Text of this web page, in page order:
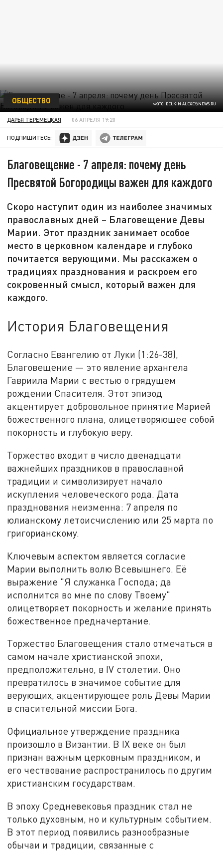
ФОТО: BELKIN ALEXEY/NEWS.RU
ОБЩЕСТВО
ДАРЬЯ ТЕРЕМЕЦКАЯ 06 АПРЕЛЯ 19:20
ПОДПИШИТЕСЬ:
Благовещение - 7 апреля: почему день
Пресвятой Богородицы важен для каждого
Скоро наступит один из наиболее значимых
православных дней – Благовещение Девы
Марии. Этот праздник занимает особое
место в церковном календаре и глубоко
почитается верующими. Мы расскажем о
традициях празднования и раскроем его
сокровенный смысл, который важен для
каждого.
История Благовещения
Согласно Евангелию от Луки (1:26-38),
Благовещение — это явление архангела
Гавриила Марии с вестью о грядущем
рождении Спасителя. Этот эпизод
акцентирует добровольное принятие Марией
божественного плана, олицетворяющее собой
покорность и глубокую веру.
Торжество входит в число двенадцати
важнейших праздников в православной
традиции и символизирует начало
искупления человеческого рода. Дата
празднования неизменна: 7 апреля по
юлианскому летоисчислению или 25 марта по
григорианскому.
Ключевым аспектом является согласие
Марии выполнить волю Всевышнего. Её
выражение "Я служанка Господа; да
исполнится во мне по слову Твоему"
олицетворяет покорность и желание принять
божественное предначертание.
Торжество Благовещения стало отмечаться в
самом начале христианской эпохи,
предположительно, в IV столетии. Оно
превратилось в значимое событие для
верующих, акцентирующее роль Девы Марии
в спасительной миссии Бога.
Официальное утверждение праздника
произошло в Византии. В IX веке он был
признан важным церковным праздником, и
его чествование распространилось по другим
христианским государствам.
В эпоху Средневековья праздник стал не
только духовным, но и культурным событием.
В этот период появились разнообразные
обычаи и традиции, связанные с